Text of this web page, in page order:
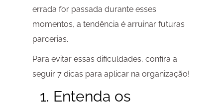
errada for passada durante esses
momentos, a tendência é arruinar futuras
parcerias.
Para evitar essas dificuldades, confira a
seguir 7 dicas para aplicar na organização!
1. Entenda os